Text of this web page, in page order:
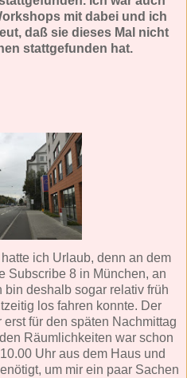
mit dabei und ich
daß sie dieses Mal nicht
stattgefunden hat.
ich Urlaub, denn an dem
Subscribe 8 in München, an
deshalb sogar relativ früh
los fahren konnte. Der
für den späten Nachmittag
Räumlichkeiten war schon
Uhr aus dem Haus und
um mir ein paar Sachen